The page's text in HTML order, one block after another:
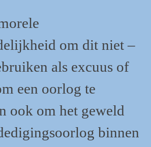
om dit niet –
als excuus of
een oorlog te
ook om het geweld
binnen